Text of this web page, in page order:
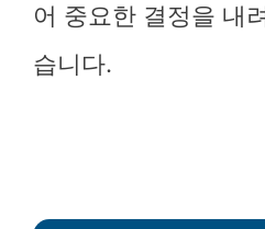
어 중요한 결정을 내
습니다.